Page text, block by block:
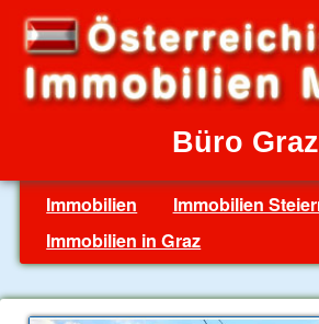
Büro Graz
Immobilien
Immobilien
Immobilien in Graz